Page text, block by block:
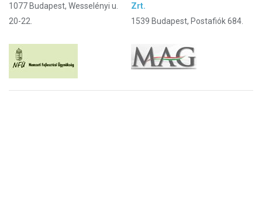
1077 Budapest, Wesselényi u.
20-22.
Zrt.
1539 Budapest, Postafiók 684.